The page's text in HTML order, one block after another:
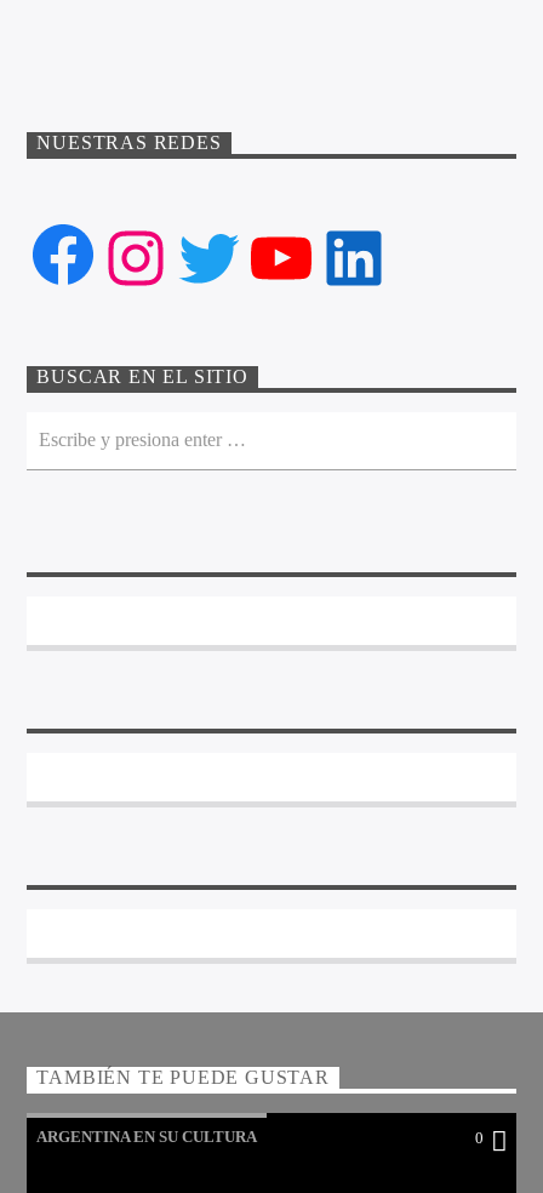
NUESTRAS REDES
Facebook
Instagram
Twitter
YouTube
LinkedIn
BUSCAR EN EL SITIO
TAMBIÉN TE PUEDE GUSTAR
ARGENTINA EN SU CULTURA 0